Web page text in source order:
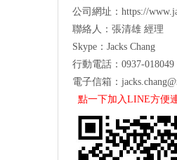
公司網址： https://
聯絡人：張清雄 經理
Skype：Jacks Chang
行動電話：0937-018049
電子信箱：
點一下加入LINE方便